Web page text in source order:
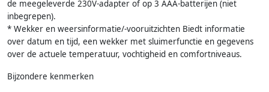
de meegeleverde 230V-adapter of op 3 AAA-batterijen (niet
inbegrepen).
* Wekker en weersinformatie/-vooruitzichten Biedt informatie
over datum en tijd, een wekker met sluimerfunctie en gegevens
over de actuele temperatuur, vochtigheid en comfortniveaus.
Bijzondere kenmerken